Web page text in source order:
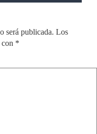
será publicada. Los
*